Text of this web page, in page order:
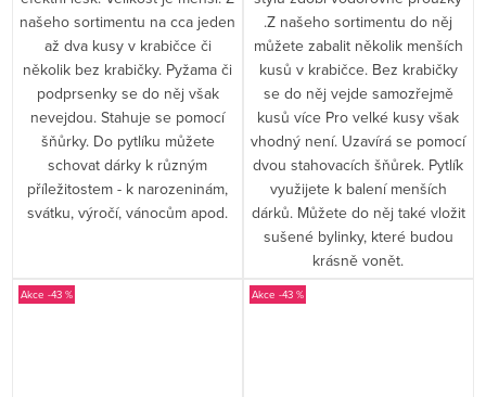
našeho sortimentu na cca jeden
až dva kusy v krabičce či
několik bez krabičky. Pyžama či
podprsenky se do něj však
nevejdou. Stahuje se pomocí
šňůrky. Do pytlíku můžete
schovat dárky k různým
příležitostem - k narozeninám,
svátku, výročí, vánocům apod.
.Z našeho sortimentu do něj
můžete zabalit několik menších
kusů v krabičce. Bez krabičky
se do něj vejde samozřejmě
kusů více Pro velké kusy však
vhodný není. Uzavírá se pomocí
dvou stahovacích šňůrek. Pytlík
využijete k balení menších
dárků. Můžete do něj také vložit
sušené bylinky, které budou
krásně vonět.
-43 % -43 %